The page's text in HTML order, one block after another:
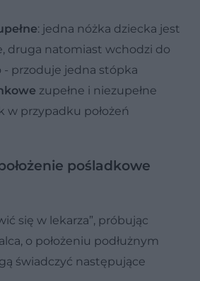
: jedna nóżka dziecka jest
druga natomiast wchodzi do
- przoduje jedna stópka
zupełne i niezupełne
w przypadku położeń
pośladkowe
się w lekarza”, próbując
o położeniu podłużnym
świadczyć następujące